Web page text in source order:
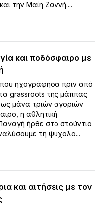
την Μαίη Ζαννή....
και ποδόσφαιρο με
ηχογράφησα πριν από
grassroots της μάππας
ως μάνα τριών αγοριών
η αθλητική
ήρθε στο στούντιο
τη ψυχολο...
και αιτήσεις με τον